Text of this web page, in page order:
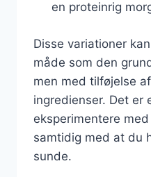
en proteinrig
Disse variationer
måde som den
men med tilføjelse
ingredienser. Det er
eksperimentere
samtidig med at du
sunde.